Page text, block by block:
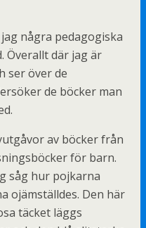
några pedagogiska
Överallt där jag är
ser över de
de böcker man
av böcker från
för barn.
såg hur pojkarna
ojämställdes. Den här
täcket läggs